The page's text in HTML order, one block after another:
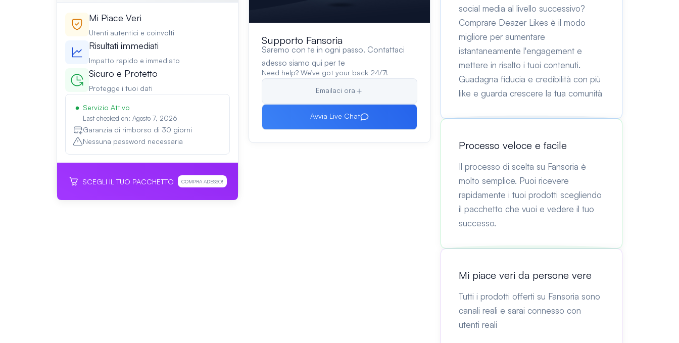
Mi Piace Veri
Utenti autentici e coinvolti
Risultati immediati
Impatto rapido e immediato
Sicuro e Protetto
Protegge i tuoi dati
Servizio Attivo
Last checked on: Agosto 7, 2026
Garanzia di rimborso di 30 giorni
Nessuna password necessaria
SCEGLI IL TUO PACCHETTO COMPRA ADESSO!
Supporto Fansoria
Saremo con te in ogni passo. Contattaci
adesso siamo qui per te
Need help? We’ve got your back 24/7!
Emailaci ora
Avvia Live Chat
social media al livello successivo?
Comprare Deazer Likes è il modo
migliore per aumentare
istantaneamente l'engagement e
mettere in risalto i tuoi contenuti.
Guadagna fiducia e credibilità con più
like e guarda crescere la tua comunità
Processo veloce e facile
Il processo di scelta su Fansoria è
molto semplice. Puoi ricevere
rapidamente i tuoi prodotti scegliendo
il pacchetto che vuoi e vedere il tuo
successo.
Mi piace veri da persone vere
Tutti i prodotti offerti su Fansoria sono
canali reali e sarai connesso con
utenti reali